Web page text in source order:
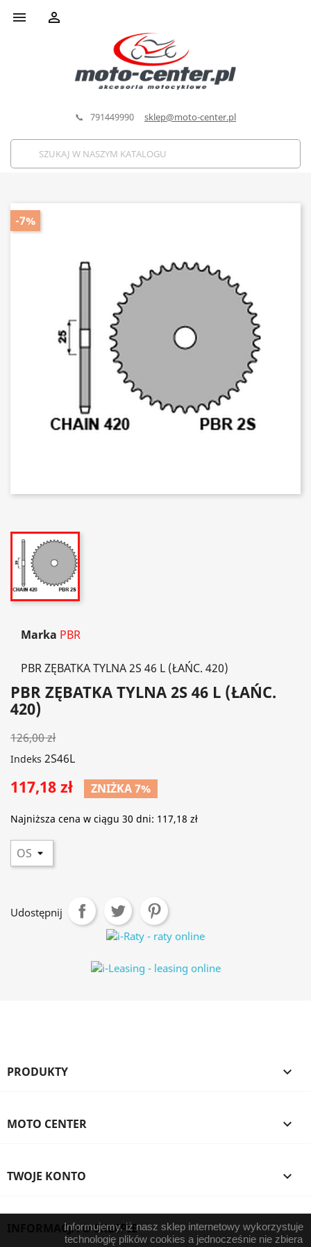
 
📞 791449990 sklep@moto-center.pl
-7%
Marka PBR
PBR ZĘBATKA TYLNA 2S 46 L (ŁAŃC. 420)
PBR ZĘBATKA TYLNA 2S 46 L (ŁAŃC.
420)
126,00 zł
Indeks 2S46L
117,18 zł ZNIŻKA 7%
Najniższa cena w ciągu 30 dni: 117,18 zł
Udostępnij
PRODUKTY 
MOTO CENTER 
TWOJE KONTO 
INFORMACJA O SKLEPIE
Informujemy, iż nasz sklep internetowy wykorzystuje
technologię plików cookies a jednocześnie nie zbiera